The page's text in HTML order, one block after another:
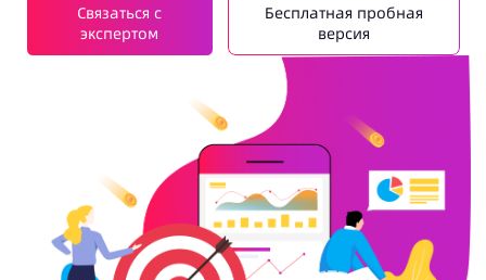
Связаться с
экспертом
Бесплатная пробная
версия